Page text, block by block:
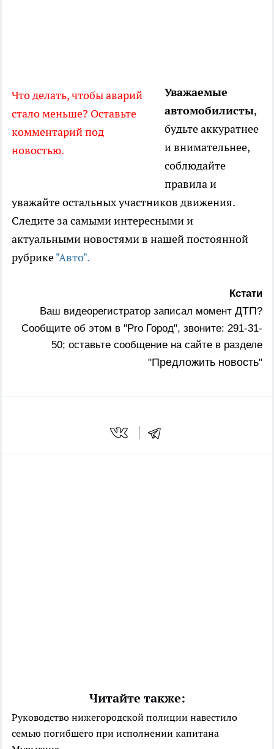
Что делать, чтобы аварий
стало меньше? Оставьте
комментарий под
новостью.
Уважаемые
автомобилисты,
будьте аккуратнее
и внимательнее,
соблюдайте
правила и
уважайте остальных участников движения.
Следите за самыми интересными и
актуальными новостями в нашей постоянной
рубрике"Авто".
Кстати
Ваш видеорегистратор записал момент ДТП?
Сообщите об этом в "Pro Город", звоните: 291-31-
50; оставьте сообщение на сайте в разделе
"Предложить новость"
Читайте также:
Руководство нижегородской полиции навестило
семью погибшего при исполнении капитана